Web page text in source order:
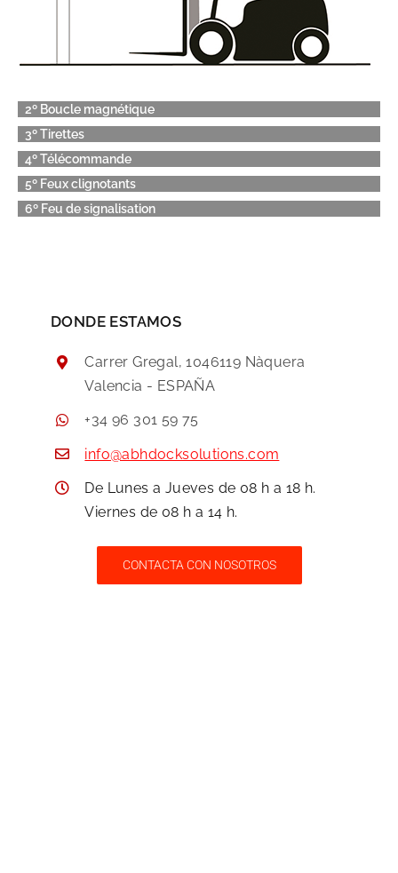
2º Boucle magnétique
3º Tirettes
4º Télécommande
5º Feux clignotants
6º Feu de signalisation
DONDE ESTAMOS
Carrer Gregal, 1046119 Nàquera
Valencia - ESPAÑA
+34 96 301 59 75
info@abhdocksolutions.com
De Lunes a Jueves de 08 h a 18 h.
Viernes de 08 h a 14 h.
CONTACTA CON NOSOTROS